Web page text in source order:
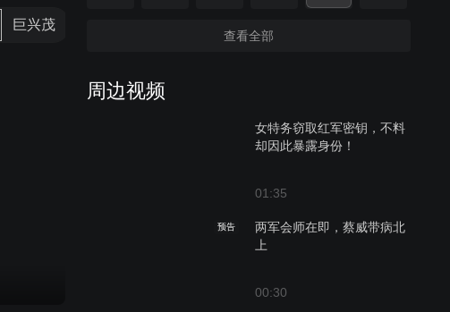
查看全部
周边视频
女特务窃取红军密钥，不料
却因此暴露身份！
01:35
预告
两军会师在即，蔡威带病北
上
00:30
巨兴茂